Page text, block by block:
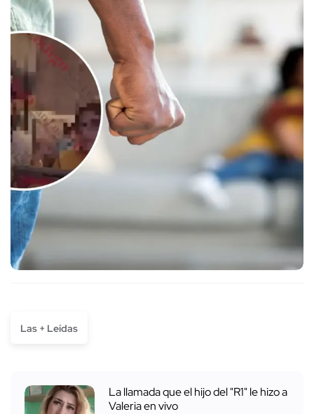
Las + Leídas
La llamada que el hijo del "R1" le hizo a
Valeria en vivo